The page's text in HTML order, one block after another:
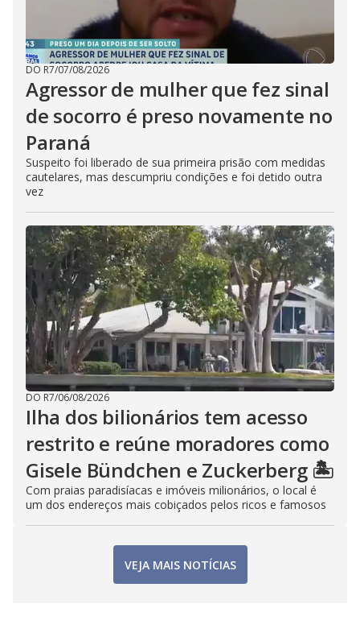
DO R7/07/08/2026
Agressor de mulher que fez sinal
de socorro é preso novamente no
Paraná
Suspeito foi liberado de sua primeira prisão com medidas
cautelares, mas descumpriu condições e foi detido outra
vez
DO R7/06/08/2026
Ilha dos bilionários tem acesso
restrito e reúne moradores como
Gisele Bündchen e Zuckerberg 🏝️
Com praias paradisíacas e imóveis milionários, o local é
um dos endereços mais cobiçados pelos ricos e famosos
VEJA MAIS NOTÍCIAS